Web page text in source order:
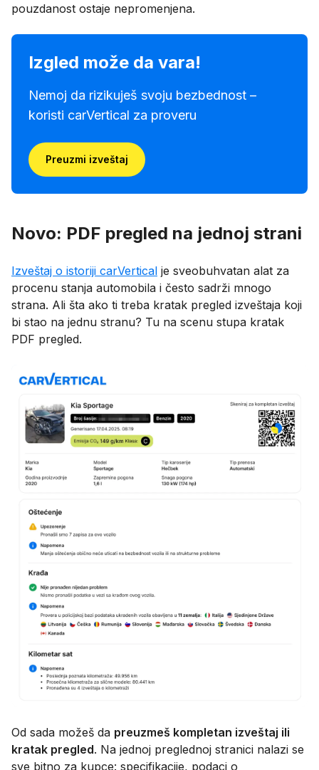
pouzdanost ostaje nepromenjena.
Izgled može da vara!
Nemoj da rizikuješ svoju bezbednost –
koristi carVertical za proveru
Preuzmi izveštaj
Novo: PDF pregled na jednoj strani
Izveštaj o istoriji carVertical je sveobuhvatan alat za
procenu stanja automobila i često sadrži mnogo
strana. Ali šta ako ti treba kratak pregled izveštaja koji
bi stao na jednu stranu? Tu na scenu stupa kratak
PDF pregled.
Od sada možeš da preuzmeš kompletan izveštaj ili
kratak pregled. Na jednoj preglednoj stranici nalazi se
sve bitno za kupce: specifikacije, podaci o